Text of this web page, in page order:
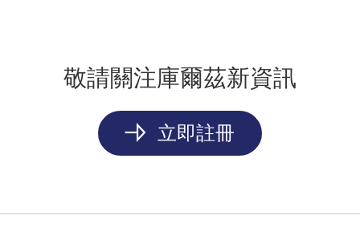
敬請關注庫爾茲新資訊
立即註冊